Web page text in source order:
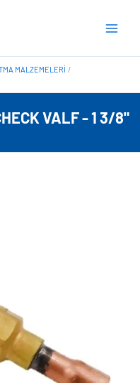
MALZEMELERI
VALF - 1 3/8"